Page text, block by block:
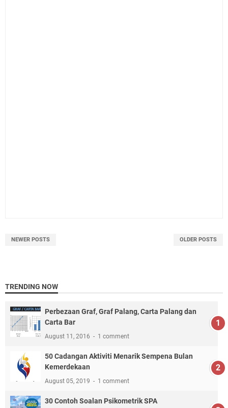
NEWER POSTS OLDER POSTS
TRENDING NOW
Perbezaan Graf, Graf Palang, Carta Palang dan
Carta Bar
August 11, 2016 1 comment
50 Cadangan Aktiviti Menarik Sempena Bulan
Kemerdekaan
August 05, 2019 1 comment
30 Contoh Soalan Psikometrik SPA